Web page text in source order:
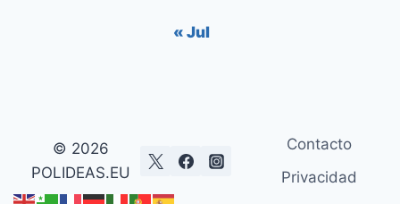
« Jul
© 2026
POLIDEAS.EU
Contacto
Privacidad